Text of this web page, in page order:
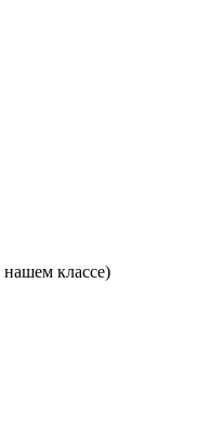
классе)